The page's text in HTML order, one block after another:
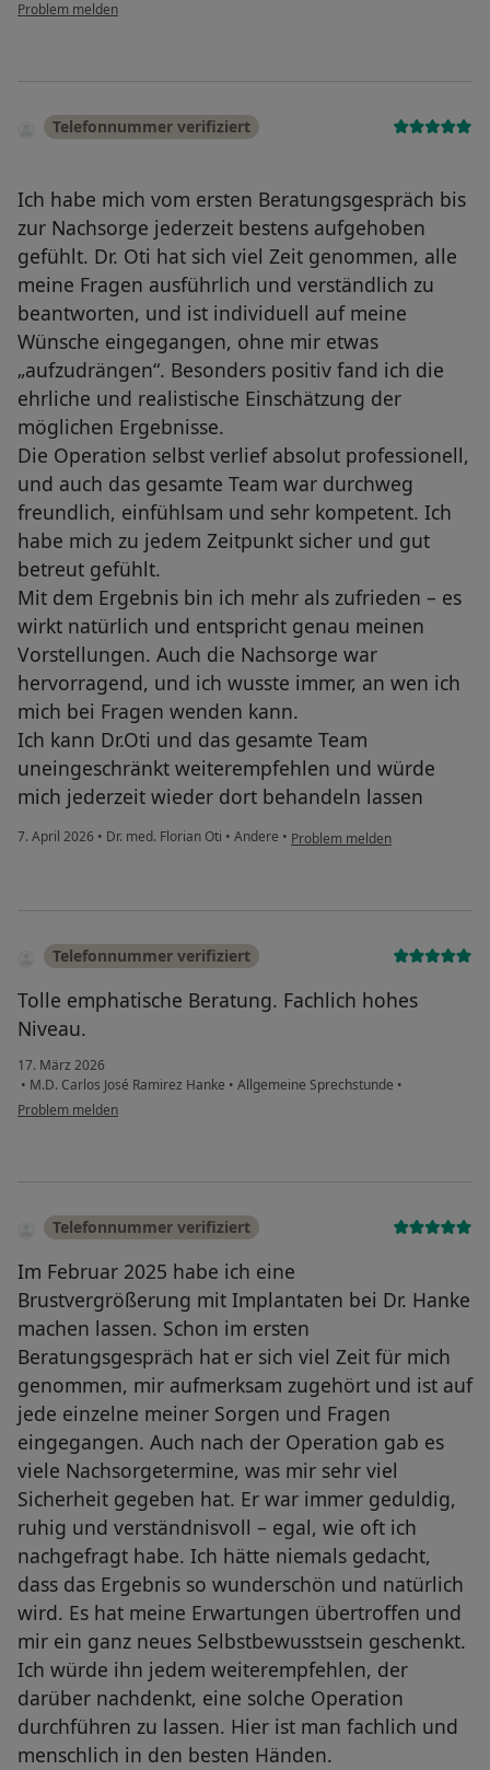
Problem melden
Telefonnummer verifiziert
Ich habe mich vom ersten Beratungsgespräch bis
zur Nachsorge jederzeit bestens aufgehoben
gefühlt. Dr. Oti hat sich viel Zeit genommen, alle
meine Fragen ausführlich und verständlich zu
beantworten, und ist individuell auf meine
Wünsche eingegangen, ohne mir etwas
„aufzudrängen“. Besonders positiv fand ich die
ehrliche und realistische Einschätzung der
möglichen Ergebnisse.
Die Operation selbst verlief absolut professionell,
und auch das gesamte Team war durchweg
freundlich, einfühlsam und sehr kompetent. Ich
habe mich zu jedem Zeitpunkt sicher und gut
betreut gefühlt.
Mit dem Ergebnis bin ich mehr als zufrieden – es
wirkt natürlich und entspricht genau meinen
Vorstellungen. Auch die Nachsorge war
hervorragend, und ich wusste immer, an wen ich
mich bei Fragen wenden kann.
Ich kann Dr.Oti und das gesamte Team
uneingeschränkt weiterempfehlen und würde
mich jederzeit wieder dort behandeln lassen
7. April 2026 • Dr. med. Florian Oti • Andere • Problem melden
Telefonnummer verifiziert
Tolle emphatische Beratung. Fachlich hohes
Niveau.
17. März 2026
• M.D. Carlos José Ramirez Hanke • Allgemeine Sprechstunde •
Problem melden
Telefonnummer verifiziert
Im Februar 2025 habe ich eine
Brustvergrößerung mit Implantaten bei Dr. Hanke
machen lassen. Schon im ersten
Beratungsgespräch hat er sich viel Zeit für mich
genommen, mir aufmerksam zugehört und ist auf
jede einzelne meiner Sorgen und Fragen
eingegangen. Auch nach der Operation gab es
viele Nachsorgetermine, was mir sehr viel
Sicherheit gegeben hat. Er war immer geduldig,
ruhig und verständnisvoll – egal, wie oft ich
nachgefragt habe. Ich hätte niemals gedacht,
dass das Ergebnis so wunderschön und natürlich
wird. Es hat meine Erwartungen übertroffen und
mir ein ganz neues Selbstbewusstsein geschenkt.
Ich würde ihn jedem weiterempfehlen, der
darüber nachdenkt, eine solche Operation
durchführen zu lassen. Hier ist man fachlich und
menschlich in den besten Händen.